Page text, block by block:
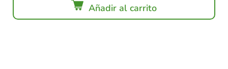
Añadir al carrito